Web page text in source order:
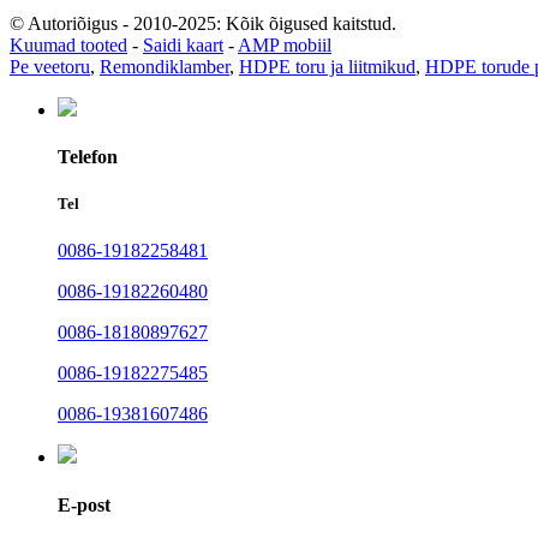
© Autoriõigus - 2010-2025: Kõik õigused kaitstud.
Kuumad tooted - Saidi kaart - AMP mobiil
Pe veetoru, Remondiklamber, HDPE toru ja liitmikud, HDPE torude
Telefon
Tel
0086-19182258481
0086-19182260480
0086-18180897627
0086-19182275485
0086-19381607486
E-post